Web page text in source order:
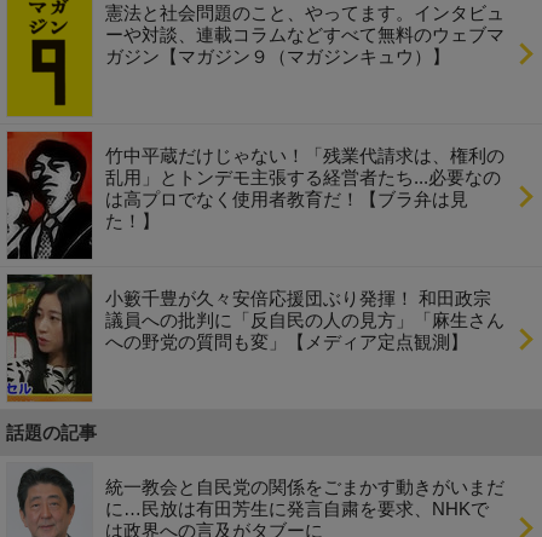
憲法と社会問題のこと、やってます。インタビュ
ーや対談、連載コラムなどすべて無料のウェブマ
ガジン【マガジン９（マガジンキュウ）】
竹中平蔵だけじゃない！「残業代請求は、権利の
乱用」とトンデモ主張する経営者たち...必要なの
は高プロでなく使用者教育だ！【ブラ弁は見
た！】
小籔千豊が久々安倍応援団ぶり発揮！ 和田政宗
議員への批判に「反自民の人の見方」「麻生さん
への野党の質問も変」【メディア定点観測】
話題の記事
統一教会と自民党の関係をごまかす動きがいまだ
に…民放は有田芳生に発言自粛を要求、NHKで
は政界への言及がタブーに